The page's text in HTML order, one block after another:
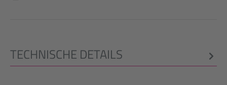
TECHNISCHE DETAILS